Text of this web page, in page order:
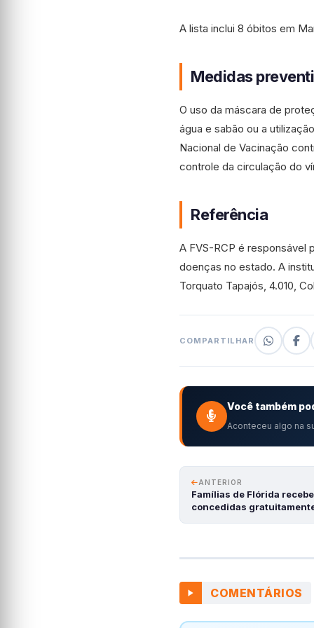
A lista inclui 8 óbitos em
Medidas
O uso da máscara de
água e sabão ou a
Nacional de Vacinação
controle da circulação do
Referência
A FVS-RCP é responsável
doenças no estado. A
Torquato Tapajós, 4.010,
COMPARTILHAR
Você também
Aconteceu algo na
ANTERIOR
Famílias de Flórida
concedidas
COMENTÁRIOS